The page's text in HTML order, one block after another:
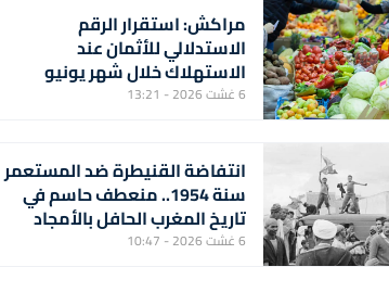
مراكش: استقرار الرقم
الاستدلالي للأثمان عند
الاستهلاك خلال شهر يونيو
الماضي (مندوبية)
6 غشت 2026 - 13:21
انتفاضة القنيطرة ضد المستعمر
سنة 1954.. منعطف حاسم في
تاريخ المغرب الحافل بالأمجاد
والملاحم والبطولات
6 غشت 2026 - 10:47